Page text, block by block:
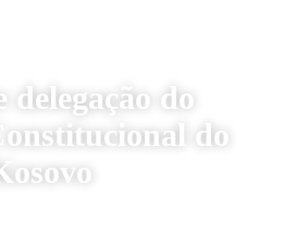
delegação do
do